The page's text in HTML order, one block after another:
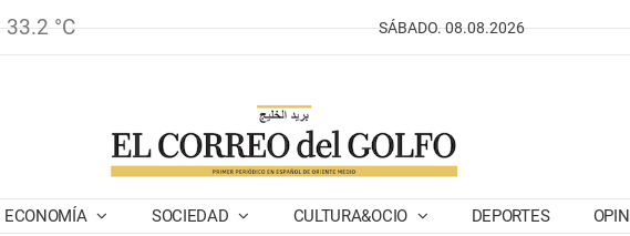
33.2 °C SÁBADO. 08.08.2026
ECONOMÍA SOCIEDAD CULTURA&OCIO DEPORTES